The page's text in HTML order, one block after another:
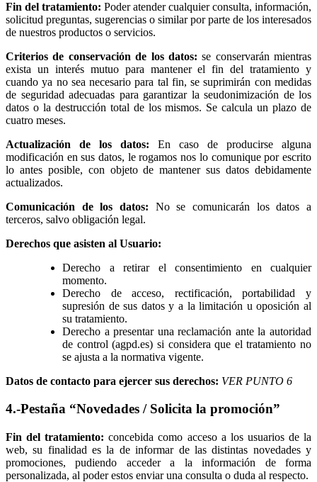
Fin del tratamiento: Poder atender cualquier consulta, información,
solicitud preguntas, sugerencias o similar por parte de los interesados
de nuestros productos o servicios.
Criterios de conservación de los datos: se conservarán mientras
exista un interés mutuo para mantener el fin del tratamiento y
cuando ya no sea necesario para tal fin, se suprimirán con medidas
de seguridad adecuadas para garantizar la seudonimización de los
datos o la destrucción total de los mismos. Se calcula un plazo de
cuatro meses.
Actualización de los datos: En caso de producirse alguna
modificación en sus datos, le rogamos nos lo comunique por escrito
lo antes posible, con objeto de mantener sus datos debidamente
actualizados.
Comunicación de los datos: No se comunicarán los datos a
terceros, salvo obligación legal.
Derechos que asisten al Usuario:
Derecho a retirar el consentimiento en cualquier
momento.
Derecho de acceso, rectificación, portabilidad y
supresión de sus datos y a la limitación u oposición al
su tratamiento.
Derecho a presentar una reclamación ante la autoridad
de control (agpd.es) si considera que el tratamiento no
se ajusta a la normativa vigente.
Datos de contacto para ejercer sus derechos: VER PUNTO 6
4.-Pestaña “Novedades / Solicita la promoción”
Fin del tratamiento: concebida como acceso a los usuarios de la
web, su finalidad es la de informar de las distintas novedades y
promociones, pudiendo acceder a la información de forma
personalizada, al poder estos enviar una consulta o duda al respecto.